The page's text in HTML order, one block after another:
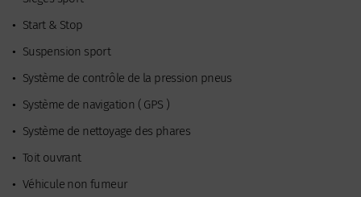
• Start & Stop
• Suspension sport
• Système de contrôle de la pression pneus
• Système de navigation ( GPS )
• Système de nettoyage des phares
• Toit ouvrant
• Véhicule non fumeur